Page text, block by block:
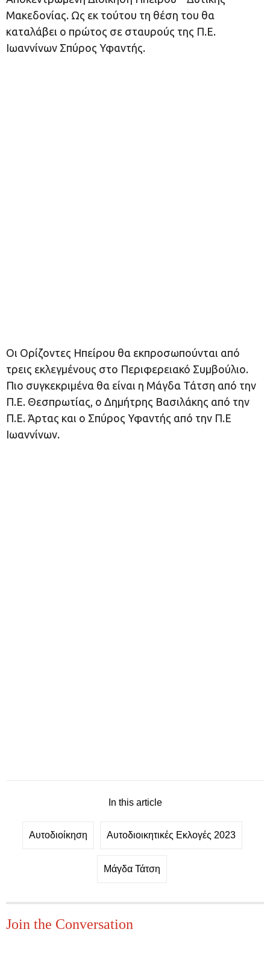
Μακεδονίας. Ως εκ τούτου τη θέση του θα
καταλάβει ο πρώτος σε σταυρούς της Π.Ε.
Ιωαννίνων Σπύρος Υφαντής.
Οι Ορίζοντες Ηπείρου θα εκπροσωπούνται από
τρεις εκλεγμένους στο Περιφερειακό Συμβούλιο.
Πιο συγκεκριμένα θα είναι η Μάγδα Τάτση από την
Π.Ε. Θεσπρωτίας, ο Δημήτρης Βασιλάκης από την
Π.Ε. Άρτας και ο Σπύρος Υφαντής από την Π.Ε
Ιωαννίνων.
In this article
Αυτοδιοίκηση Αυτοδιοικητικές Εκλογές 2023
Μάγδα Τάτση
Join the Conversation